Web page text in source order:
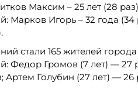
Максим – 25 лет (28
Марков Игорь – 32 года (34
стали 165 жителей
Федор Громов (7 лет) — 27
Голубин (27 лет) —